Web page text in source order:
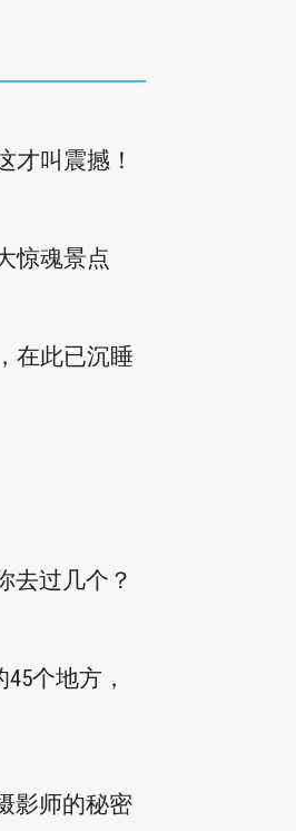
才叫震撼！
惊魂景点
在此已沉睡
去过几个？
个地方，
影师的秘密